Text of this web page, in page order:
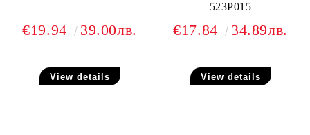
€19.94 39.00лв.
View details
523P015
€17.84 34.89лв.
View details